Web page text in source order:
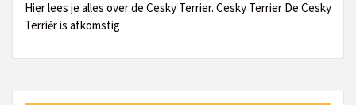
Hier lees je alles over de Cesky Terrier. Cesky Terrier De Cesky
Terriėr is afkomstig